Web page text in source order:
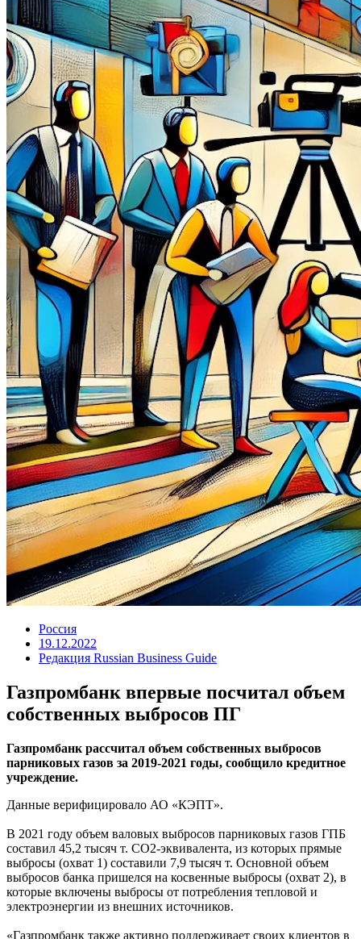
Россия
19.12.2022
Редакция Russian Business Guide
Газпромбанк впервые посчитал объем
собственных выбросов ПГ
Газпромбанк рассчитал объем собственных выбросов
парниковых газов за 2019-2021 годы, сообщило кредитное
учреждение.
Данные верифицировало АО «КЭПТ».
В 2021 году объем валовых выбросов парниковых газов ГПБ
составил 45,2 тысяч т. СО2-эквивалента, из которых прямые
выбросы (охват 1) составили 7,9 тысяч т. Основной объем
выбросов банка пришелся на косвенные выбросы (охват 2), в
которые включены выбросы от потребления тепловой и
электроэнергии из внешних источников.
«Газпромбанк также активно поддерживает своих клиентов в